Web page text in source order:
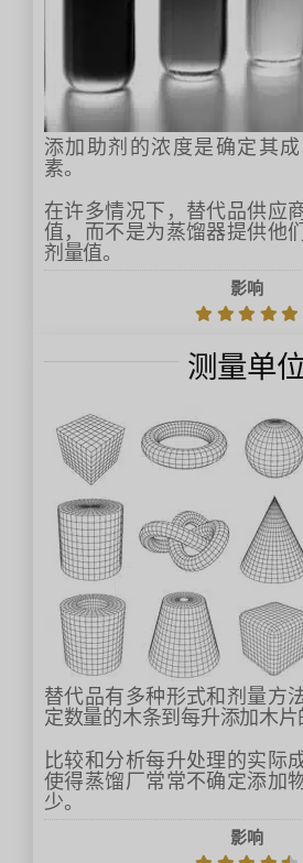
添加助剂的浓度是确定其
素。
在许多情况下，替代品供应
值，而不是为蒸馏器提供他
剂量值。
影响
测量单
替代品有多种形式和剂量方
定数量的木条到每升添加木片
比较和分析每升处理的实际
使得蒸馏厂常常不确定添加
少。
影响